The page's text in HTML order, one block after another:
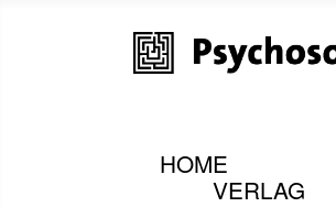
HOME
VERLAG